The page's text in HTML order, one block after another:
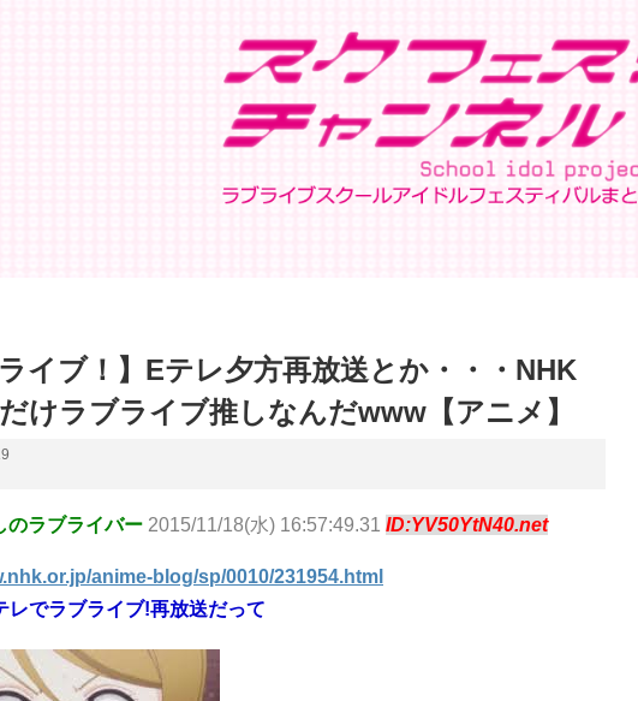
ライブ！】Eテレ夕方再放送とか・・・NHK
けラブライブ推しなんだwww【アニメ】
のラブライバー 2015/11/18(水) 16:57:49.31 ID:YV50YtN40.net
anime-blog/sp/0010/231954.html
レでラブライブ!再放送だって